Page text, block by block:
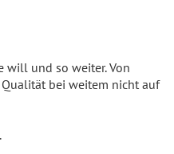
will und so weiter. Von
bei weitem nicht auf